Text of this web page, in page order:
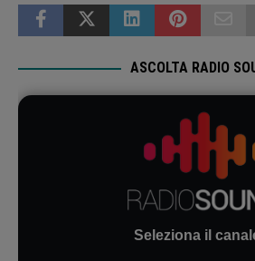
ASCOLTA RADIO
Seleziona il